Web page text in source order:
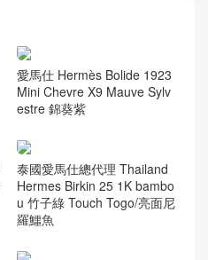
愛馬仕 Hermès Bolide 1923
Mini Chevre X9 Mauve Sylv
estre 錦葵紫
泰國愛馬仕總代理 Thailand
Hermes Birkin 25 1K bambo
u 竹子綠 Touch Togo/亮面尼
羅鱷魚